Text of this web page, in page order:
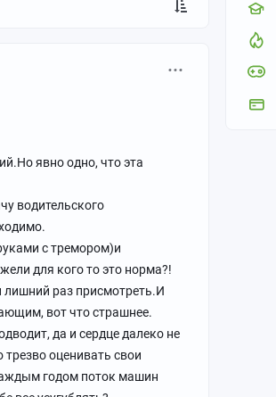
явно одно, что эта
водительского
с тремором)и
для кого то это норма?!
лишний раз присмотреть.И
вот что страшнее.
да и сердце далеко не
оценивать свои
годом поток машин